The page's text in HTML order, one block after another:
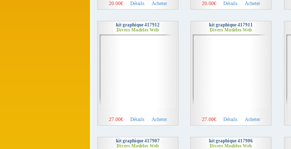
20.00€ Détails Acheter 20.00€ Détails Acheter
kit graphique 417912
Divers Modèles Web
27.00€ Détails Acheter
kit graphique 417911
Divers Modèles Web
27.00€ Détails Acheter
kit graphique 417907
Divers Modèles Web
kit graphique 417906
Divers Modèles Web